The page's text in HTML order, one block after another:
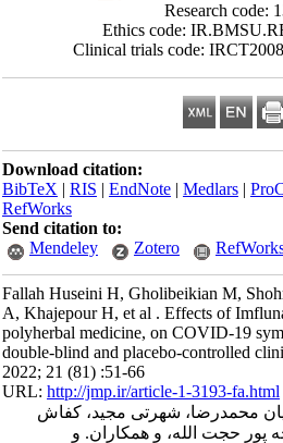
Research
Ethics code:
Clinical trials code:
Download citation:
BibTeX|RIS|EndNote|Medlars|
RefWorks
Send citation to:
Mendeley
Zotero
Fallah Huseini H, Gholibeikian M,
A, Khajepour H, et al . Effects of
polyherbal medicine, on COVID-19
double-blind and placebo-controlled
2022; 21 (81) :51-66
URL:http://jmp.ir/article-1-3193-
شهرتی مجید، کفاش
حجت الله، و همکاران. و